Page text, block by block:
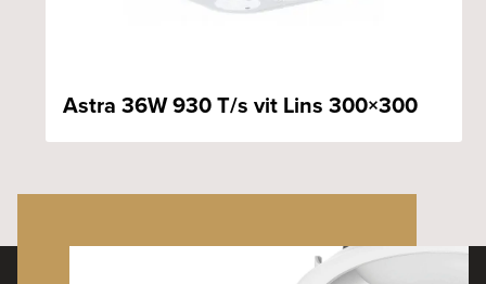
Astra 36W 930 T/s vit Lins 300×300